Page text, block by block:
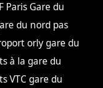
Paris Gare du
du nord pas
orly gare du
à la gare du
VTC gare du